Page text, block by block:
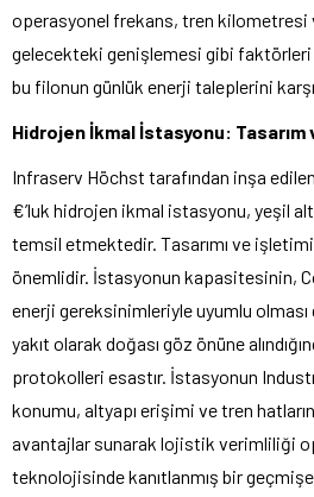
operasyonel frekans, tren kilometresi
gelecekteki genişlemesi gibi faktörleri
bu filonun günlük enerji taleplerini
Hidrojen İkmal İstasyonu: Tasarım
Infraserv Höchst tarafından inşa
€’luk hidrojen ikmal istasyonu, yeşil
temsil etmektedir. Tasarımı ve
önemlidir. İstasyonun kapasitesinin,
enerji gereksinimleriyle uyumlu
yakıt olarak doğası göz önüne
protokolleri esastır. İstasyonun
konumu, altyapı erişimi ve tren hatlarına
avantajlar sunarak lojistik verimliliği
teknolojisinde kanıtlanmış bir